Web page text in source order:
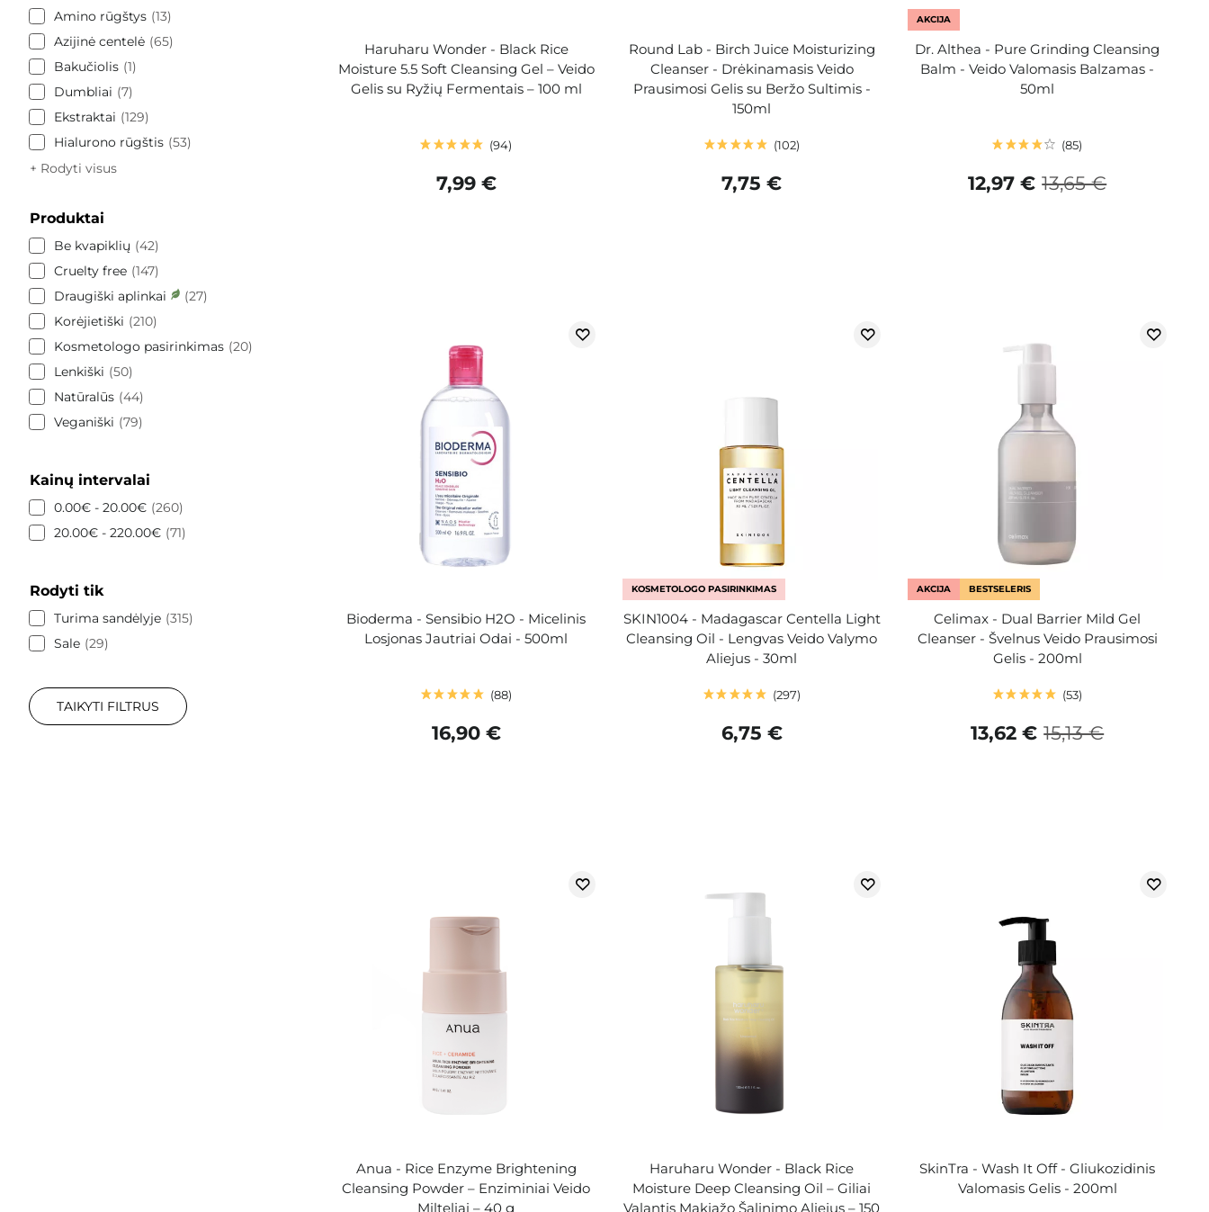
Amino rūgštys 13
Azijinė centelė 65
Bakučiolis 1
Dumbliai
7
Ekstraktai
129
Hialurono rūgštis 53
+ Rodyti visus
Produktai
Be kvapiklių
42
Cruelty free 147
Draugiški aplinkai
27
Korėjietiški
210
Kosmetologo pasirinkimas 20
Lenkiški
50
Natūralūs 44
Veganiški
79
Kainų intervalai
0.00€ - 20.00€ 260
20.00€ - 220.00€ 71
Rodyti tik
Turima sandėlyje 315
Sale 29
TAIKYTI FILTRUS
Haruharu Wonder - Black Rice
Moisture 5.5 Soft Cleansing Gel – Veido
Gelis su Ryžių Fermentais – 100 ml
94
7,99 €
Round Lab - Birch Juice Moisturizing
Cleanser - Drėkinamasis Veido
Prausimosi Gelis su Beržo Sultimis -
150ml
102
7,75 €
AKCIJA
Dr. Althea - Pure Grinding Cleansing
Balm - Veido Valomasis Balzamas -
50ml
85
13,65 €
12,97 €
Bioderma - Sensibio H2O - Micelinis
Losjonas Jautriai Odai - 500ml
88
16,90 €
KOSMETOLOGO PASIRINKIMAS
SKIN1004 - Madagascar Centella Light
Cleansing Oil - Lengvas Veido Valymo
Aliejus - 30ml
297
6,75 €
AKCIJA BESTSELERIS
Celimax - Dual Barrier Mild Gel
Cleanser - Švelnus Veido Prausimosi
Gelis - 200ml
53
15,13 €
13,62 €
Anua - Rice Enzyme Brightening
Cleansing Powder – Enziminiai Veido
Milteliai – 40 g
Haruharu Wonder - Black Rice
Moisture Deep Cleansing Oil – Giliai
Valantis Makiažo Šalinimo Aliejus – 150
SkinTra - Wash It Off - Gliukozidinis
Valomasis Gelis - 200ml